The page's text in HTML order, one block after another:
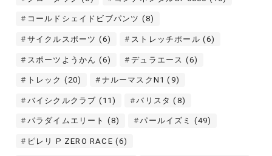
コールドシェイドビブパンツ (8)
サイクルスポーツ (6) ストレッチポール (6)
スポーツようかん (6) デュラエース (6)
トレック (20) ナルーマスクN1 (9)
バイシクルクラブ (11) バリスタ (8)
パラダイムエリート (8) パールイズミ (49)
ピレリ P ZERO RACE (6)